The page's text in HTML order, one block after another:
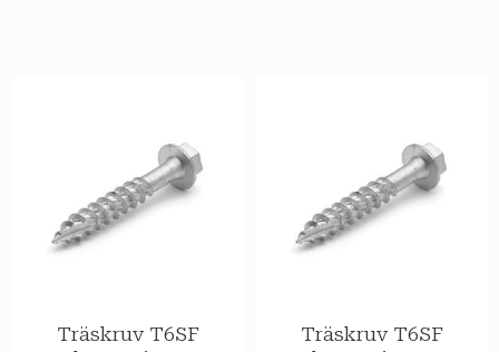
Träskruv T6SF
Träskruv T6SF